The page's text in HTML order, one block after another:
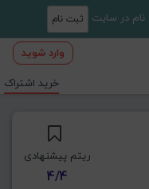
ثبت نام
وارد شوید
خرید اشتراک
ریتم پیشنهادی
4/4